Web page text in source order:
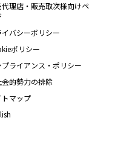
代理店・販売取次様向けペ
イバシーポリシー
ポリシー
プライアンス・ポリシー
会的勢力の排除
トマップ